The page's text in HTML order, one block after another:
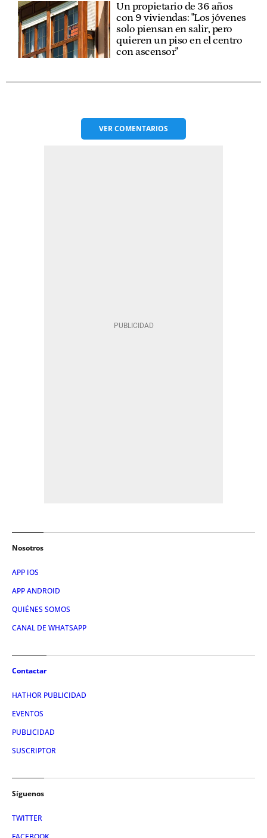
Un propietario de 36 años
con 9 viviendas: "Los jóvenes
solo piensan en salir, pero
quieren un piso en el centro
con ascensor"
VERCOMENTARIOS
Nosotros
APP IOS
APP ANDROID
QUIÉNES SOMOS
CANAL DE WHATSAPP
Contactar
HATHOR PUBLICIDAD
EVENTOS
PUBLICIDAD
SUSCRIPTOR
Síguenos
TWITTER